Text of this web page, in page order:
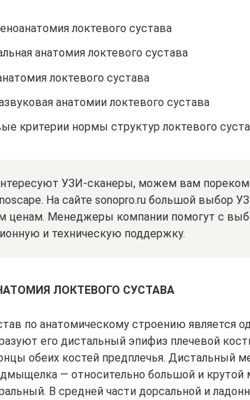
локтевого сустава
анатомия локтевого сустава
локтевого сустава
анатомии локтевого сустава
критерии нормы структур локтевого
УЗИ-сканеры, можем вам
На сайте sonopro.ru большой выбор
ценам. Менеджеры компании помогут с
и техническую поддержку.
ЛОКТЕВОГО СУСТАВА
по анатомическому строению является
его дистальный эпифиз плечевой
обеих костей предплечья. Дистальный
— относительно большой и крутой
В средней части дорсальной и